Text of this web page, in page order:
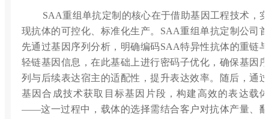
SAA重组单抗定制的核心在于借助基因工程技术，实
现抗体的可控化、标准化生产。SAA重组单抗定制公司首
先通过基因序列分析，明确编码SAA特异性抗体的重链与
轻链基因信息，在此基础上进行密码子优化，确保基因序
列与后续表达宿主的适配性，提升表达效率。随后，通过
基因合成技术获取目标基因片段，构建高效的表达载体
——这一过程中，载体的选择需结合客户对抗体产量、翻